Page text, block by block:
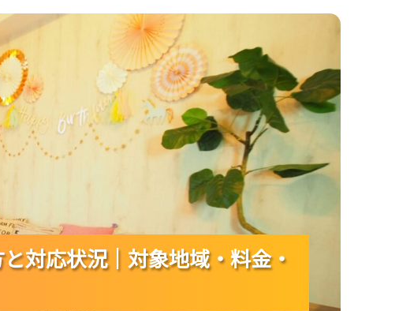
対象地域・料金・最新拡大情報まで徹底解説
対応状況｜対象地域・料金・
対応状況｜対象地域・料金・
対応状況｜対象地域・料金・